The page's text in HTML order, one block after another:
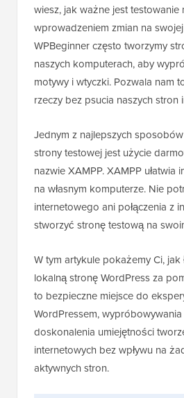
wiesz, jak ważne jest testowanie
wprowadzeniem zmian na
WPBeginner często tworzymy
naszych komputerach, aby
motywy i wtyczki. Pozwala nam
rzeczy bez psucia naszych stron
Jednym z najlepszych
strony testowej jest użycie
nazwie XAMPP. XAMPP ułatwia
na własnym komputerze. Nie
internetowego ani połączenia z
stworzyć stronę testową na
W tym artykule pokażemy Ci, jak
lokalną stronę WordPress za
to bezpieczne miejsce do
WordPressem,
doskonalenia umiejętności
internetowych bez wpływu na
aktywnych stron.